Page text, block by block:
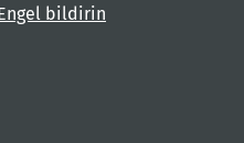
bildirin